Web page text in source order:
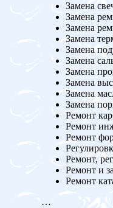
Замена
Замена
Замена
Замена
Замена
Замена
Замена
Замена
Замена
Замена
Ремонт
Ремонт
Ремонт
Ремонт,
Ремонт и
Ремонт
…